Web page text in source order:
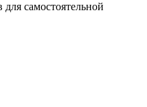
самостоятельной